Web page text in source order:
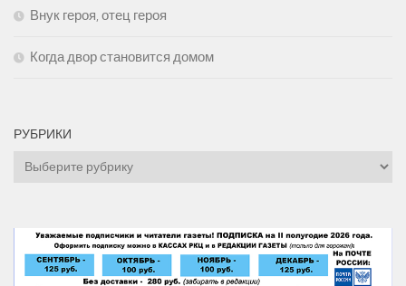
Внук героя, отец героя
Когда двор становится домом
РУБРИКИ
Рубрики